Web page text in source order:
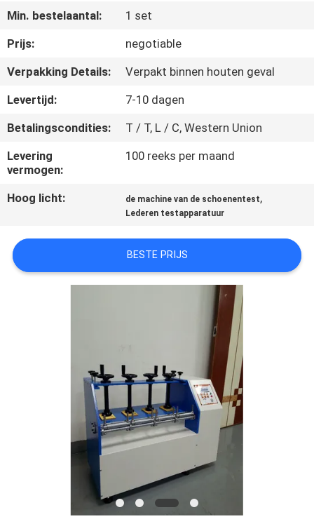
KWALITEITSCONTROLE
CONTACTEER
ONS
NIEUWS
VERZOEK
OM EEN
VR
Min. bestelaantal:
1 set
Prijs:
negotiable
Verpakking Details:
Verpakt binnen houten geval
Levertijd:
7-10 dagen
Betalingscondities:
T / T, L / C, Western Union
Levering
vermogen:
100 reeks per maand
Hoog licht: de machine van de schoenentest,
Lederen testapparatuur
BESTE PRIJS